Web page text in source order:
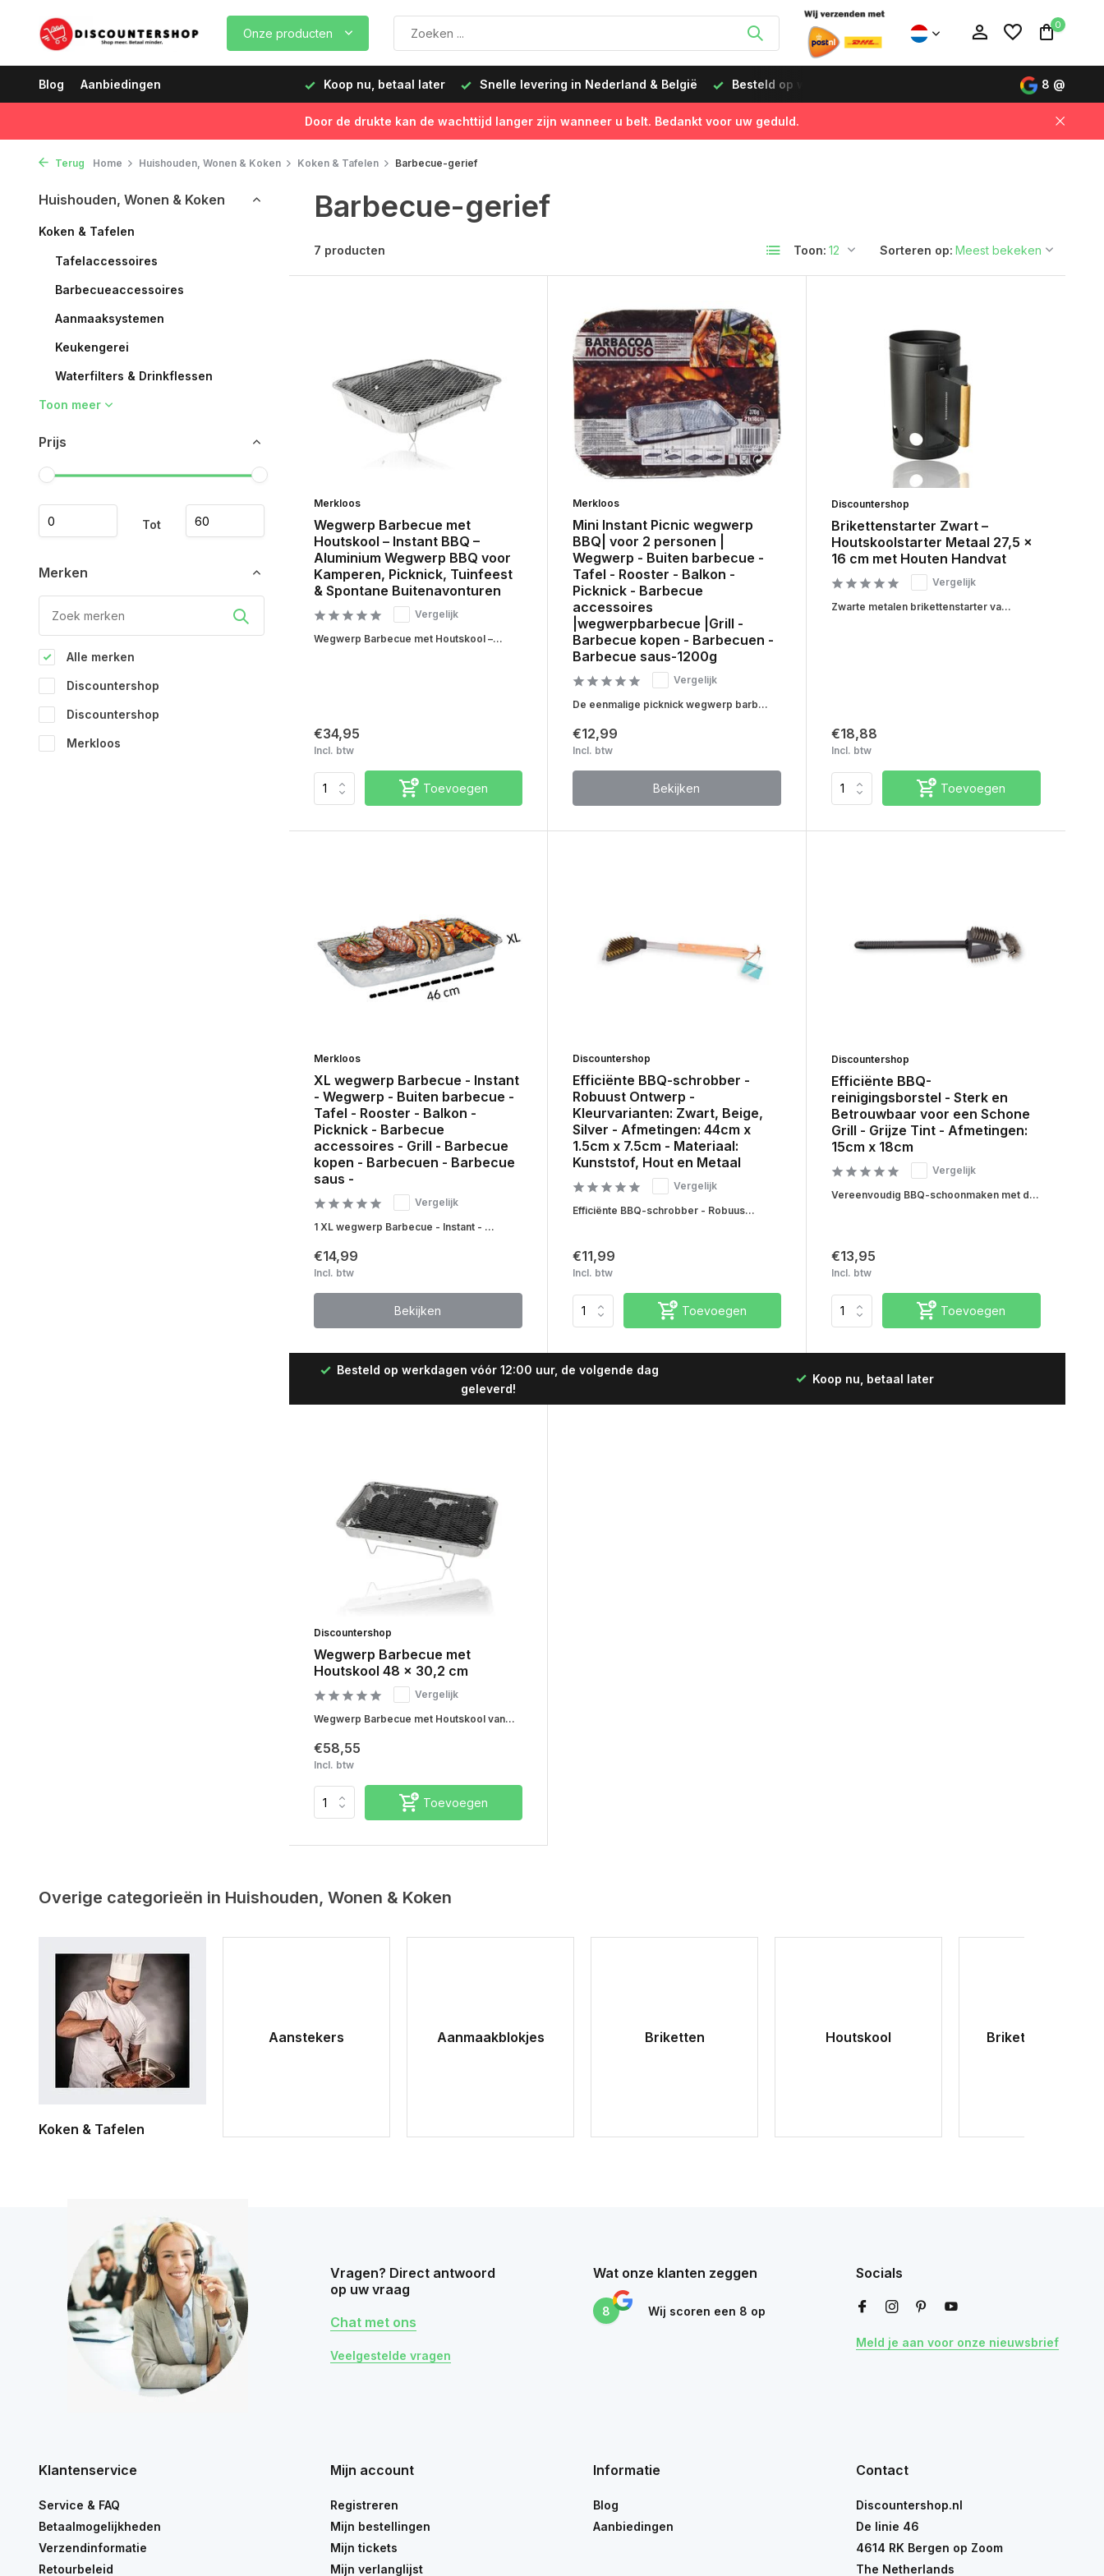
Onze producten
0
Blog Aanbiedingen
vóór 12:00 uur, de volgende dag geleverd! Koop nu, betaal later Snelle levering in Nederland & België Besteld op werkdagen vóór 12:00 uur, de volgende dag
8 @
Door de drukte kan de wachttijd langer zijn wanneer u belt. Bedankt voor uw geduld.
Terug Home Huishouden, Wonen & Koken Koken & Tafelen Barbecue-gerief
Huishouden, Wonen & Koken
Koken & Tafelen
Tafelaccessoires
Barbecueaccessoires
Aanmaaksystemen
Keukengerei
Waterfilters & Drinkflessen
Toon meer
Prijs
Tot
Merken
Alle merken
Discountershop
Discountershop
Merkloos
Barbecue-gerief
7 producten Toon: Sorteren op:
Merkloos
Wegwerp Barbecue met
Houtskool – Instant BBQ –
Aluminium Wegwerp BBQ voor
Kamperen, Picknick, Tuinfeest
& Spontane Buitenavonturen
Vergelijk
Wegwerp Barbecue met Houtskool –...
€34,95
Incl. btw
Toevoegen
Merkloos
Mini Instant Picnic wegwerp
BBQ| voor 2 personen |
Wegwerp - Buiten barbecue -
Tafel - Rooster - Balkon -
Picknick - Barbecue
accessoires
|wegwerpbarbecue |Grill -
Barbecue kopen - Barbecuen -
Barbecue saus-1200g
Vergelijk
De eenmalige picknick wegwerp barb...
€12,99
Incl. btw
Bekijken
Discountershop
Brikettenstarter Zwart –
Houtskoolstarter Metaal 27,5 x
16 cm met Houten Handvat
Vergelijk
Zwarte metalen brikettenstarter va...
€18,88
Incl. btw
Toevoegen
Merkloos
XL wegwerp Barbecue - Instant
- Wegwerp - Buiten barbecue -
Tafel - Rooster - Balkon -
Picknick - Barbecue
accessoires - Grill - Barbecue
kopen - Barbecuen - Barbecue
saus -
Vergelijk
1 XL wegwerp Barbecue - Instant - ...
€14,99
Incl. btw
Bekijken
Discountershop
Efficiënte BBQ-schrobber -
Robuust Ontwerp -
Kleurvarianten: Zwart, Beige,
Silver - Afmetingen: 44cm x
1.5cm x 7.5cm - Materiaal:
Kunststof, Hout en Metaal
Vergelijk
Efficiënte BBQ-schrobber - Robuus...
€11,99
Incl. btw
Toevoegen
Discountershop
Efficiënte BBQ-
reinigingsborstel - Sterk en
Betrouwbaar voor een Schone
Grill - Grijze Tint - Afmetingen:
15cm x 18cm
Vergelijk
Vereenvoudig BBQ-schoonmaken met d...
€13,95
Incl. btw
Toevoegen
Besteld op werkdagen vóór 12:00 uur, de volgende dag
geleverd!
Koop nu, betaal later
Discountershop
Wegwerp Barbecue met
Houtskool 48 x 30,2 cm
Vergelijk
Wegwerp Barbecue met Houtskool van...
€58,55
Incl. btw
Toevoegen
Overige categorieën in Huishouden, Wonen & Koken
Koken & Tafelen
Aanstekers Aanmaakblokjes Briketten Houtskool Brikettenstarters
Vragen? Direct antwoord
op uw vraag
Chat met ons
Veelgestelde vragen
Wat onze klanten zeggen
8 Wij scoren een 8 op
Socials
Meld je aan voor onze nieuwsbrief
Klantenservice
Service & FAQ
Betaalmogelijkheden
Verzendinformatie
Retourbeleid
Mijn account
Registreren
Mijn bestellingen
Mijn tickets
Mijn verlanglijst
Informatie
Blog
Aanbiedingen
Contact
Discountershop.nl
De linie 46
4614 RK Bergen op Zoom
The Netherlands